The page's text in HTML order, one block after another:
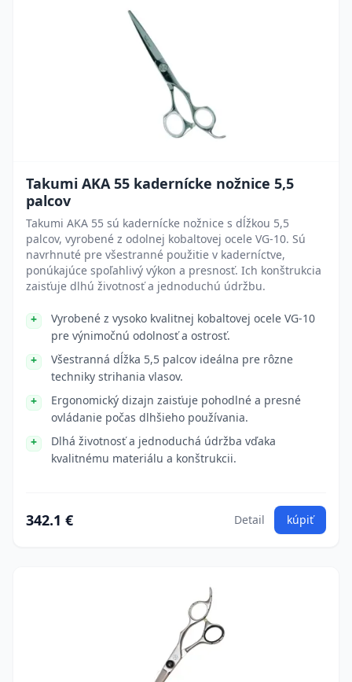
Takumi AKA 55 kadernícke nožnice 5,5
palcov
Takumi AKA 55 sú kadernícke nožnice s dĺžkou 5,5
palcov, vyrobené z odolnej kobaltovej ocele VG-10. Sú
navrhnuté pre všestranné použitie v kaderníctve,
ponúkajúce spoľahlivý výkon a presnosť. Ich konštrukcia
zaisťuje dlhú životnosť a jednoduchú údržbu.
Vyrobené z vysoko kvalitnej kobaltovej ocele VG-10
pre výnimočnú odolnosť a ostrosť.
Všestranná dĺžka 5,5 palcov ideálna pre rôzne
techniky strihania vlasov.
Ergonomický dizajn zaisťuje pohodlné a presné
ovládanie počas dlhšieho používania.
Dlhá životnosť a jednoduchá údržba vďaka
kvalitnému materiálu a konštrukcii.
342.1 € Detail kúpiť